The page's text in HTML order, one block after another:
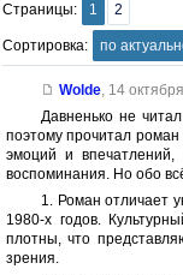
Страницы: 1 2
Сортировка: по
Wolde, 14
Давненько не
поэтому прочитал
эмоций и впечатлений,
воспоминания. Но обо
1. Роман отличает
1980-х годов.
плотны, что
зрения.